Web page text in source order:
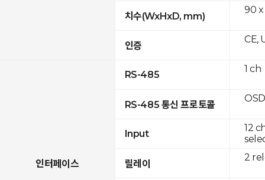
치수(WxHxD, mm)
인증
인터페이스
RS-485
RS-485 통신 프로토콜
Input
릴레이
90 x
CE,
1 ch
12
2